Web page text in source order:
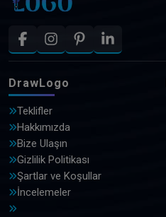
DrawLogo
Teklifler
Hakkımızda
Bize Ulaşın
Gizlilik Politikası
Şartlar ve Koşullar
İncelemeler